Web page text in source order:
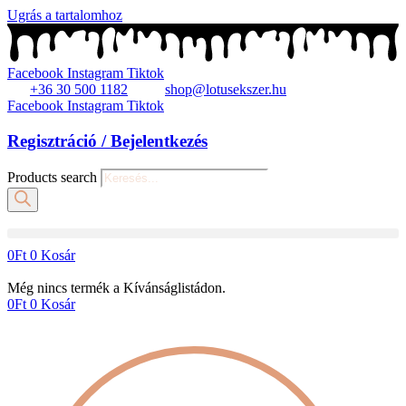
Ugrás a tartalomhoz
Facebook Instagram Tiktok
+36 30 500 1182
shop@lotusekszer.hu
Facebook Instagram Tiktok
Regisztráció / Bejelentkezés
Products search
0Ft 0 Kosár
Még nincs termék a Kívánságlistádon.
0Ft 0 Kosár